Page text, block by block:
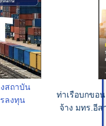
งสถาบัน
ลงทุน
ท่าเรือบกขอ
จ้าง มทร.อี